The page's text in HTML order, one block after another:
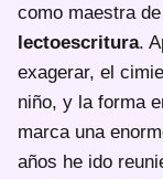
como maestra
lectoescritura.
exagerar, el
niño, y la forma
marca una
años he ido